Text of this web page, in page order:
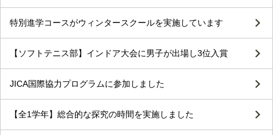
特別進学コースがウィンタースクールを実施しています
【ソフトテニス部】インドア大会に男子が出場し3位入賞
JICA国際協力プログラムに参加しました
【全1学年】総合的な探究の時間を実施しました